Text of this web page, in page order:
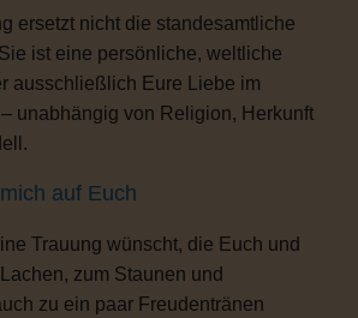
ersetzt nicht die standesamtliche
ist eine persönliche, weltliche
ausschließlich Eure Liebe im
unabhängig von Religion, Herkunft
auf Euch
Trauung wünscht, die Euch und
zum Staunen und
zu ein paar Freudentränen